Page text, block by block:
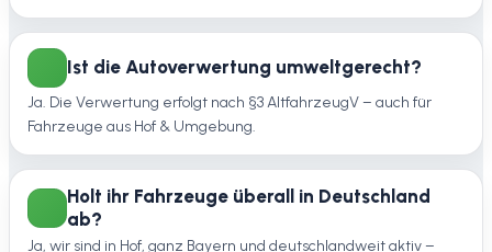
Ist die Autoverwertung umweltgerecht?
Ja. Die Verwertung erfolgt nach §3 AltfahrzeugV – auch für
Fahrzeuge aus Hof & Umgebung.
Holt ihr Fahrzeuge überall in Deutschland
ab?
Ja, wir sind in Hof, ganz Bayern und deutschlandweit aktiv –